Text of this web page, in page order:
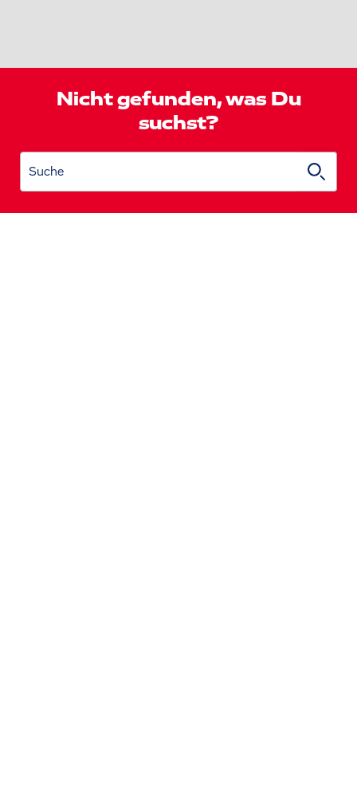
Nicht gefunden, was Du
suchst?
Suche